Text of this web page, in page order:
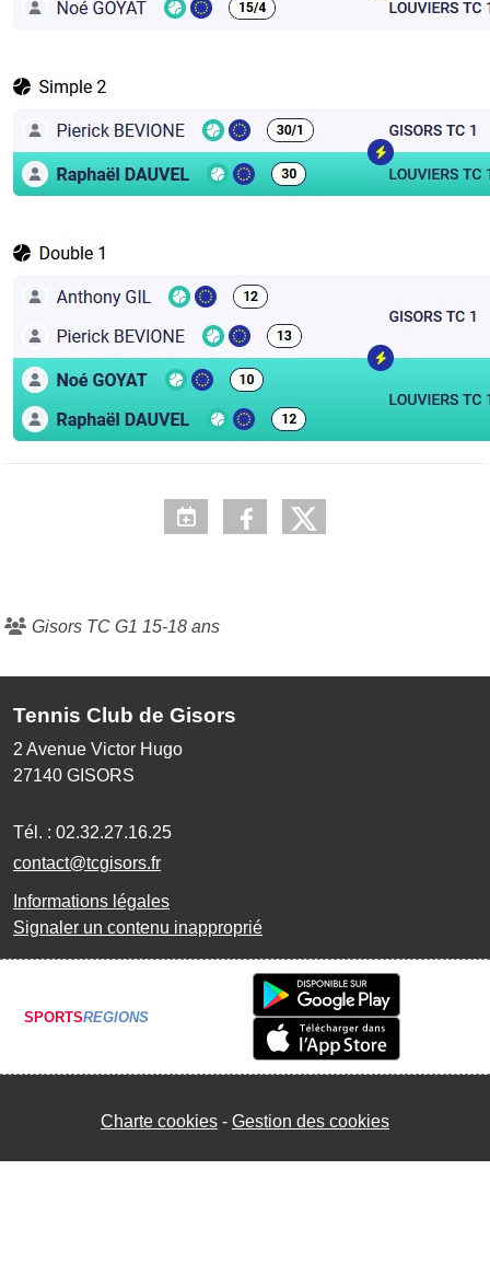
Gisors TC G1 15-18 ans
Tennis Club de Gisors
2 Avenue Victor Hugo
27140 GISORS
Tél. : 02.32.27.16.25
contact@tcgisors.fr
Informations légales
Signaler un contenu inapproprié
SPORTSREGIONS
Charte cookies Gestion des cookies